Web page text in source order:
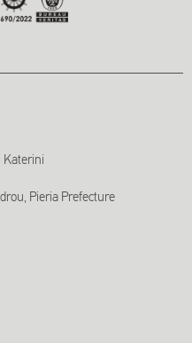
Katerini
Pieria Prefecture